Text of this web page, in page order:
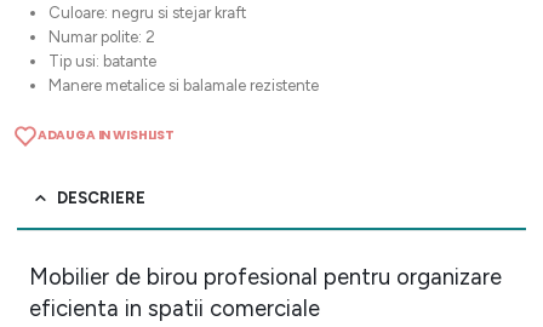
Culoare: negru si stejar kraft
Numar polite: 2
Tip usi: batante
Manere metalice si balamale rezistente
ADAUGA IN WISHLIST
DESCRIERE
Mobilier de birou profesional pentru organizare
eficienta in spatii comerciale